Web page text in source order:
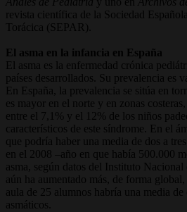
revista científica de la Sociedad
Torácica (SEPAR).
El asma en la infancia en España
El asma es la enfermedad crónica
países desarrollados. Su prevalencia es
En España, la prevalencia se sitúa en
es mayor en el norte y en zonas
entre el 7,1% y el 12% de los niños
característicos de este síndrome. En el
que podría haber una media de dos a
en el 2008 –año en que había 500.000
asma, según datos del Instituto
aún ha aumentado más, de forma
aula de 25 alumnos habría una media
asmáticos.